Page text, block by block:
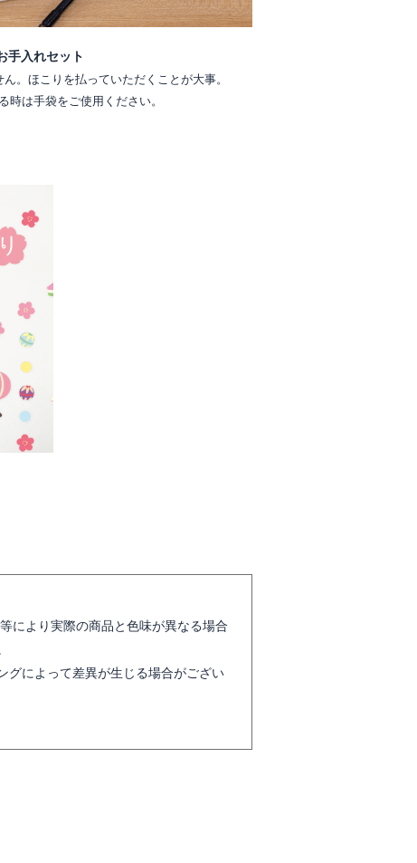
手入れセット
。ほこりを払っていただくことが大事。
時は手袋をご使用ください。
により実際の商品と色味が異なる場合
グによって差異が生じる場合がござい